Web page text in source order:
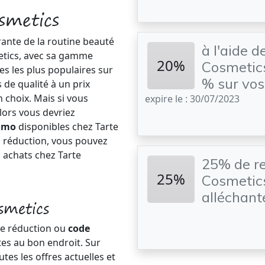
de la routine beauté
avec sa gamme
les plus populaires sur
de qualité à un prix
choix. Mais si vous
vous devriez
disponibles chez Tarte
réduction, vous pouvez
chez Tarte
réduction ou code
au bon endroit. Sur
les offres actuelles et
20%
à l'aide
% sur
expire le : 30/07/2023
25%
25% de